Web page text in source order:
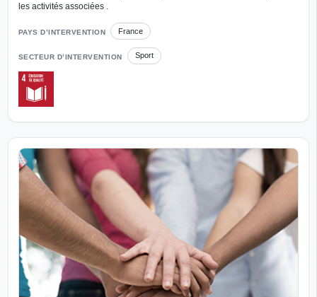
les activités associées .
PAYS D’INTERVENTION France
SECTEUR D’INTERVENTION Sport